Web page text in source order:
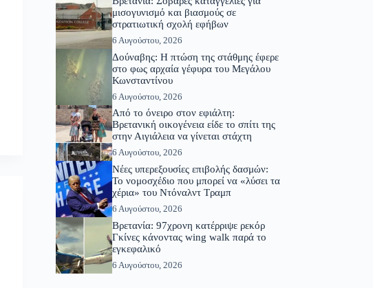
μισογυνισμό και βιασμούς σε
στρατιωτική σχολή εφήβων
6 Αυγούστου, 2026
Δούναβης: Η πτώση της στάθμης έφερε
στο φως αρχαία γέφυρα του Μεγάλου
Κωνσταντίνου
6 Αυγούστου, 2026
Από το όνειρο στον εφιάλτη:
Βρετανική οικογένεια είδε το σπίτι της
στην Αιγιάλεια να γίνεται στάχτη
6 Αυγούστου, 2026
Νέες υπερεξουσίες επιβολής δασμών:
Το νομοσχέδιο που μπορεί να «λύσει τα
χέρια» του Ντόναλντ Τραμπ
6 Αυγούστου, 2026
Βρετανία: 97χρονη κατέρριψε ρεκόρ
Γκίνες κάνοντας wing walk παρά το
εγκεφαλικό
6 Αυγούστου, 2026